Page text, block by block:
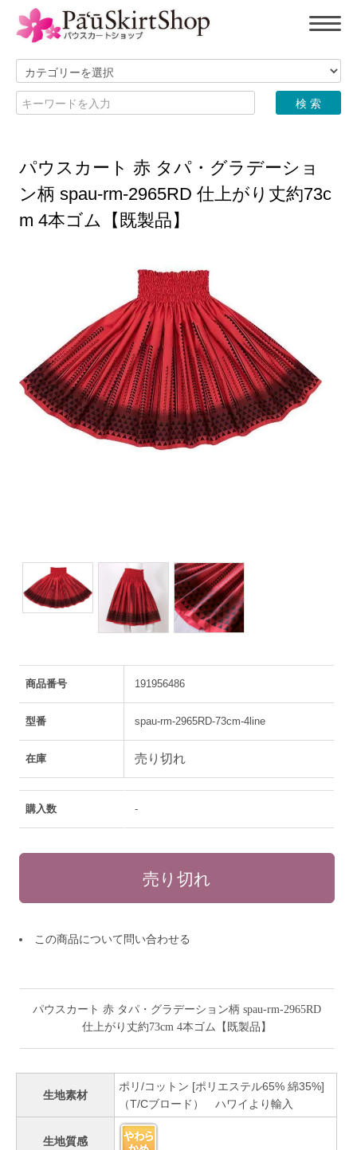
パウスカート 赤 タパ・グラデーショ
ン柄 spau-rm-2965RD 仕上がり丈約73c
m 4本ゴム【既製品】
商品番号 191956486
型番 spau-rm-2965RD-73cm-4line
在庫 売り切れ
購入数 -
この商品について問い合わせる
パウスカート 赤 タパ・グラデーション柄 spau-rm-2965RD
仕上がり丈約73cm 4本ゴム【既製品】
生地素材
ポリ/コットン [ポリエステル65% 綿35%]
（T/Cブロード） ハワイより輸入
生地質感